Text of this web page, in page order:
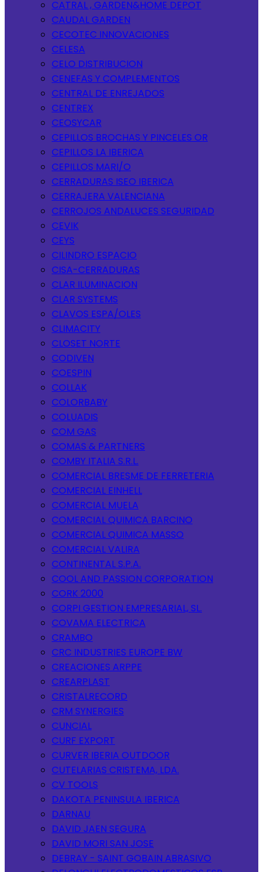
CATRAL , GARDEN&HOME DEPOT
CAUDAL GARDEN
CECOTEC INNOVACIONES
CELESA
CELO DISTRIBUCION
CENEFAS Y COMPLEMENTOS
CENTRAL DE ENREJADOS
CENTREX
CEOSYCAR
CEPILLOS BROCHAS Y PINCELES OR
CEPILLOS LA IBERICA
CEPILLOS MARI/O
CERRADURAS ISEO IBERICA
CERRAJERA VALENCIANA
CERROJOS ANDALUCES SEGURIDAD
CEVIK
CEYS
CILINDRO ESPACIO
CISA-CERRADURAS
CLAR ILUMINACION
CLAR SYSTEMS
CLAVOS ESPA/OLES
CLIMACITY
CLOSET NORTE
CODIVEN
COESPIN
COLLAK
COLORBABY
COLUADIS
COM GAS
COMAS & PARTNERS
COMBY ITALIA S.R.L.
COMERCIAL BRESME DE FERRETERIA
COMERCIAL EINHELL
COMERCIAL MUELA
COMERCIAL QUIMICA BARCINO
COMERCIAL QUIMICA MASSO
COMERCIAL VALIRA
CONTINENTAL S.P.A.
COOL AND PASSION CORPORATION
CORK 2000
CORPI GESTION EMPRESARIAL, SL.
COVAMA ELECTRICA
CRAMBO
CRC INDUSTRIES EUROPE BW
CREACIONES ARPPE
CREARPLAST
CRISTALRECORD
CRM SYNERGIES
CUNCIAL
CURF EXPORT
CURVER IBERIA OUTDOOR
CUTELARIAS CRISTEMA, LDA.
CV TOOLS
DAKOTA PENINSULA IBERICA
DARNAU
DAVID JAEN SEGURA
DAVID MORI SAN JOSE
DEBRAY - SAINT GOBAIN ABRASIVO